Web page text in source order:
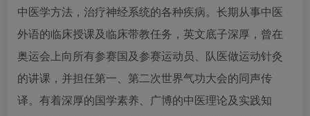
中医学方法，治疗神经系统的各种疾病。长期从事中医
外语的临床授课及临床带教任务，英文底子深厚，曾在
奥运会上向所有参赛国及参赛运动员、队医做运动针灸
的讲课，并担任第一、第二次世界气功大会的同声传
译。有着深厚的国学素养、广博的中医理论及实践知